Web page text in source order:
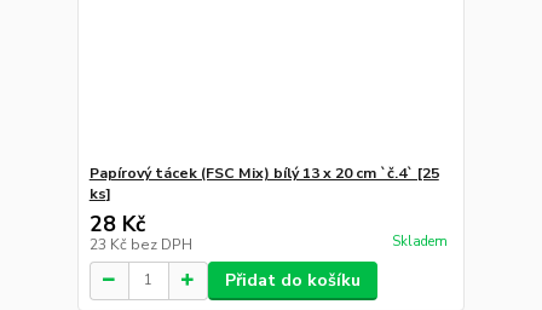
Papírový tácek (FSC Mix) bílý 13 x 20 cm `č.4` [25
ks]
28 Kč
23 Kč bez DPH Skladem
Přidat do košíku